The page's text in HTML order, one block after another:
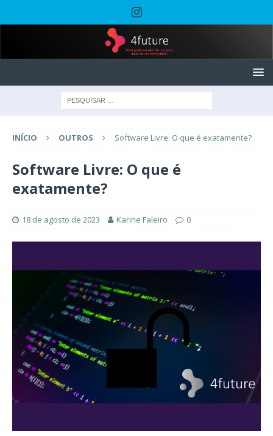
INÍCIO OUTROS Software Livre: O que é exatamente?
Software Livre: O que é
exatamente?
18 de agosto de 2023 Karine Faleiro 0